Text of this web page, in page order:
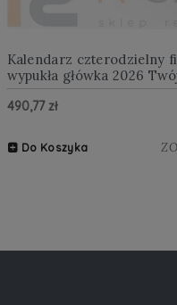
Kalendarz czterodzielny
wypukła główka 2026
490,77 zł
Do Koszyka